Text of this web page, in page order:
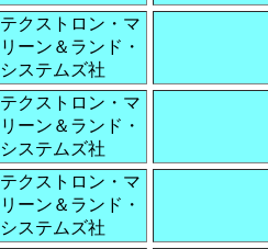
テクストロン・マ
リーン＆ランド・
システムズ社
テクストロン・マ
リーン＆ランド・
システムズ社
テクストロン・マ
リーン＆ランド・
システムズ社